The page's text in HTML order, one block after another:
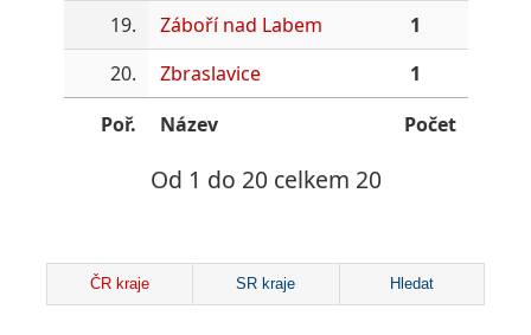
19.
Záboří nad Labem
1
20.
Zbraslavice
1
Poř.
Název Počet
Od 1 do 20 celkem 20
ČR kraje SR kraje Hledat